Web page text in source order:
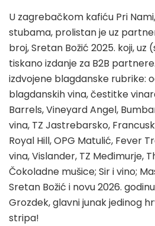
U zagrebačkom kafiću Pri
stubama, prolistan je uz
broj, Sretan Božić 2025. koji,
tiskano izdanje za B2B
izdvojene blagdanske rubrike:
blagdanskih vina, čestitke
Barrels, Vineyard Angel,
vina, TZ Jastrebarsko,
Royal Hill, OPG Matulić, Fever
vina, Vislander, TZ Međimurje,
Čokoladne mušice; Sir i vino;
Sretan Božić i novu 2026.
Grozdek, glavni junak jedinog
stripa!